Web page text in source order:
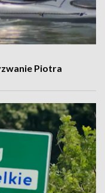
Piotra